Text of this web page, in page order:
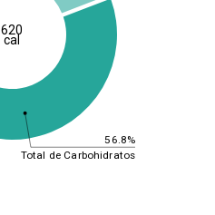
56.8%
Total de Carbohidratos
620
cal